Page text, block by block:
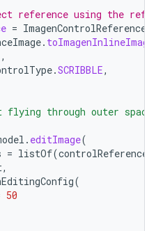
reference using the
= ImagenControlReference
. toImagenInlineImage
,
.SCRIBBLE,
flying through outer
. editImage(
= listOf(controlReference
,
(
50